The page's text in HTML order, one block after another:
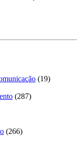
(19)
(287)
(266)